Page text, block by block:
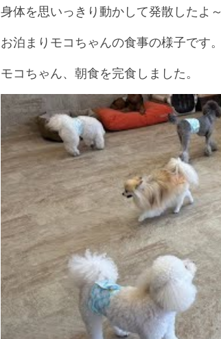
身体を思いっきり動かして発散したよ～
お泊まりモコちゃんの食事の様子です。
モコちゃん、朝食を完食しました。